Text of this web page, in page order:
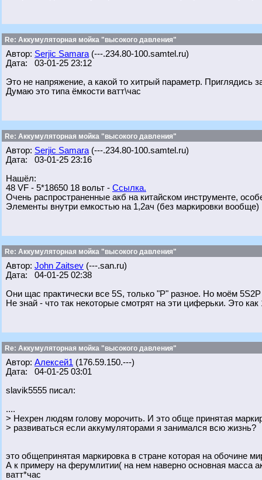
Re: Аккумуляторная мойка "высокого давления"
Автор: Serjic Samara (---.234.80-100.samtel.ru)
Дата: 03-01-25 23:12
Это не напряжение, а какой то хитрый параметр. Приглядись
Думаю это типа ёмкости ватт\час
Re: Аккумуляторная мойка "высокого давления"
Автор: Serjic Samara (---.234.80-100.samtel.ru)
Дата: 03-01-25 23:16
Нашёл:
48 VF - 5*18650 18 вольт - Ссылка.
Очень распространенные акб на китайском инструменте,
Элементы внутри емкостью на 1,2ач (без маркировки
Re: Аккумуляторная мойка "высокого давления"
Автор: John Zaitsev (---.san.ru)
Дата: 04-01-25 02:38
Они щас практически все 5S, только "Р" разное. Но моём
Не знай - что так некоторые смотрят на эти циферьки. Это
Re: Аккумуляторная мойка "высокого давления"
Автор: Алексей1 (176.59.150.---)
Дата: 04-01-25 03:01
slavik5555 писал:
....
> Нехрен людям голову морочить. И это обще принятая
> развиваться если аккумуляторами я занимался всю жизнь?
это общепринятая маркировка в стране которая на обочине
А к примеру на ферумлитии( на нем наверно основная масса
ватт*час